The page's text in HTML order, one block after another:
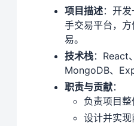
项目描述：开
手交易平台，
易。
技术栈：React
MongoDB、
职责与贡献：
负责项目整
设计并实